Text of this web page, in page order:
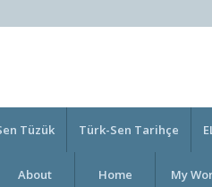
Tüzük Türk-Sen Tarihçe
About Home My